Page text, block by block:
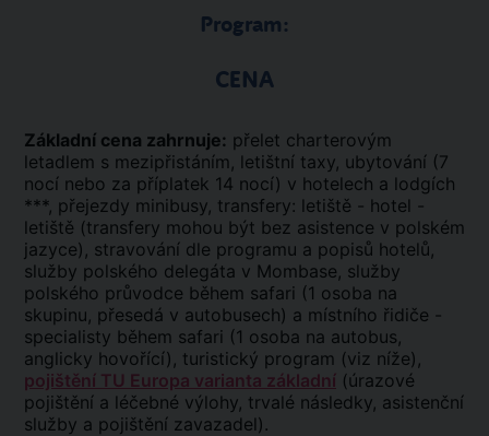
Program:
CENA
Základní cena zahrnuje: přelet charterovým
letadlem s mezipřistáním, letištní taxy, ubytování (7
nocí nebo za příplatek 14 nocí) v hotelech a lodgích
***, přejezdy minibusy, transfery: letiště - hotel -
letiště (transfery mohou být bez asistence v polském
jazyce), stravování dle programu a popisů hotelů,
služby polského delegáta v Mombase, služby
polského průvodce během safari (1 osoba na
skupinu, přesedá v autobusech) a místního řidiče -
specialisty během safari (1 osoba na autobus,
anglicky hovořící), turistický program (viz níže),
pojištění TU Europa varianta základní (úrazové
pojištění a léčebné výlohy, trvalé následky, asistenční
služby a pojištění zavazadel).